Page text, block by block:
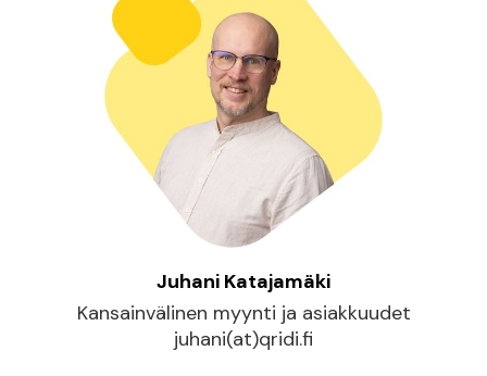
Juhani Katajamäki
Kansainvälinen myynti ja asiakkuudet
juhani(at)qridi.fi